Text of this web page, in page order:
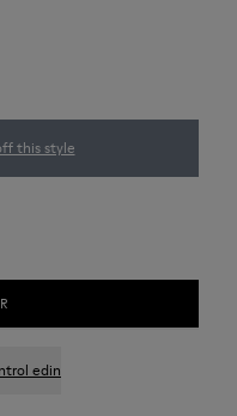
this style
edin